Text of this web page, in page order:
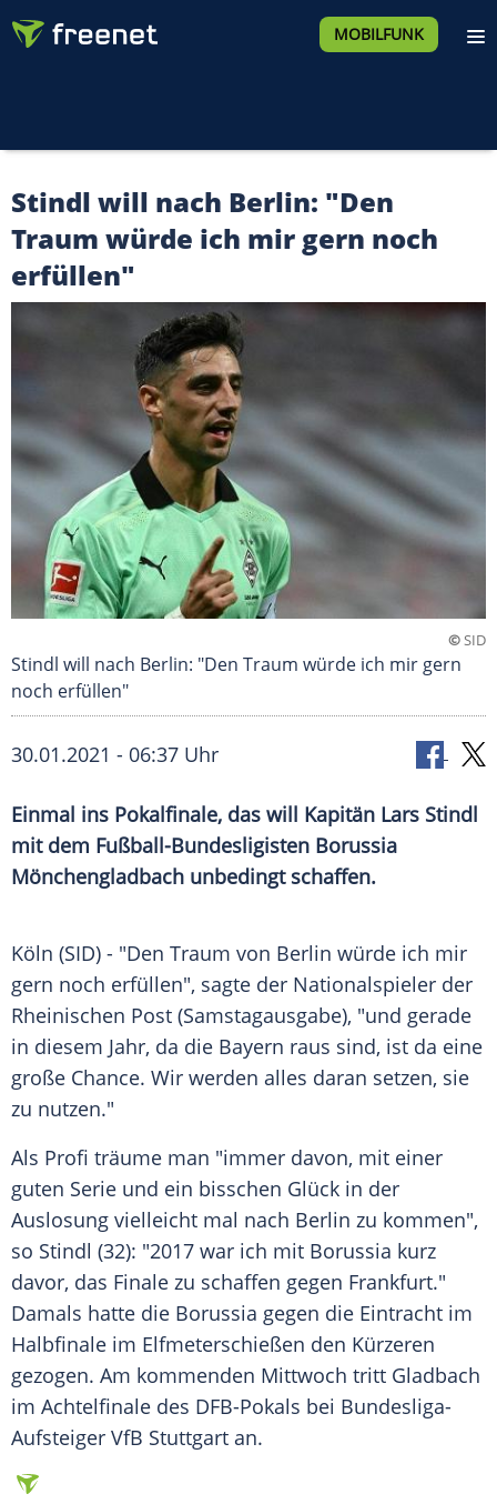
MOBILFUNK
Stindl will nach Berlin: "Den
Traum würde ich mir gern noch
erfüllen"
©SID
Stindl will nach Berlin: "Den Traum würde ich mir gern
noch erfüllen"
30.01.2021 - 06:37 Uhr
Einmal ins Pokalfinale, das will Kapitän Lars Stindl
mit dem Fußball-Bundesligisten Borussia
Mönchengladbach unbedingt schaffen.
Köln (SID) - "Den Traum von Berlin würde ich mir
gern noch erfüllen", sagte der Nationalspieler der
Rheinischen Post (Samstagausgabe), "und gerade
in diesem Jahr, da die Bayern raus sind, ist da eine
große Chance. Wir werden alles daran setzen, sie
zu nutzen."
Als Profi träume man "immer davon, mit einer
guten Serie und ein bisschen Glück in der
Auslosung vielleicht mal nach Berlin zu kommen",
so Stindl (32): "2017 war ich mit Borussia kurz
davor, das Finale zu schaffen gegen Frankfurt."
Damals hatte die Borussia gegen die Eintracht im
Halbfinale im Elfmeterschießen den Kürzeren
gezogen. Am kommenden Mittwoch tritt Gladbach
im Achtelfinale des DFB-Pokals bei Bundesliga-
Aufsteiger VfB Stuttgart an.